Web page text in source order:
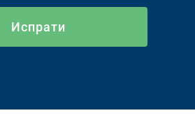
Испрати